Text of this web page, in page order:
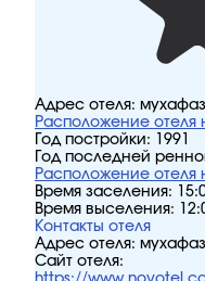
Адрес отеля:
Расположение отеля
Год постройки:
1991
Год последней
Расположение отеля
Время заселения:
Время выселения:
Контакты отеля
Адрес отеля:
Сайт отеля: